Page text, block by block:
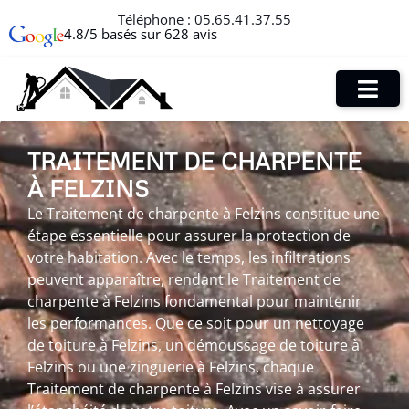
Téléphone : 05.65.41.37.55
4.8/5 basés sur 628 avis
TRAITEMENT DE CHARPENTE
À FELZINS
Le Traitement de charpente à Felzins constitue une
étape essentielle pour assurer la protection de
votre habitation. Avec le temps, les infiltrations
peuvent apparaître, rendant le Traitement de
charpente à Felzins fondamental pour maintenir
les performances. Que ce soit pour un nettoyage
de toiture à Felzins, un démoussage de toiture à
Felzins ou une zinguerie à Felzins, chaque
Traitement de charpente à Felzins vise à assurer